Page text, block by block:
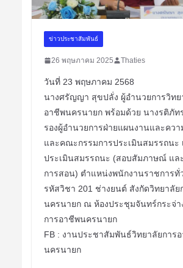
ข่าวประชาสัมพันธ์
26 พฤษภาคม 2025 Thaties
วันที่ 23 พฤษภาคม 2568
นางศรัญญา สุขปลั่ง ผู้อำนวยการวิทย
อาชีพนครนายก พร้อมด้วย นางรติภัท
รองผู้อำนวยการฝ่ายแผนงานและคว
และคณะกรรมการประเมินสมรรถนะ
ประเมินสมรรถนะ (สอบสัมภาษณ์ แล
การสอน) ตำแหน่งพนักงานราชการทั่
รหัสวิชา 201 ช่างยนต์ สังกัดวิทยาลัย
นครนายก ณ ห้องประชุมจันทร์กระจ่า
การอาชีพนครนายก
FB : งานประชาสัมพันธ์วิทยาลัยการ
นครนายก